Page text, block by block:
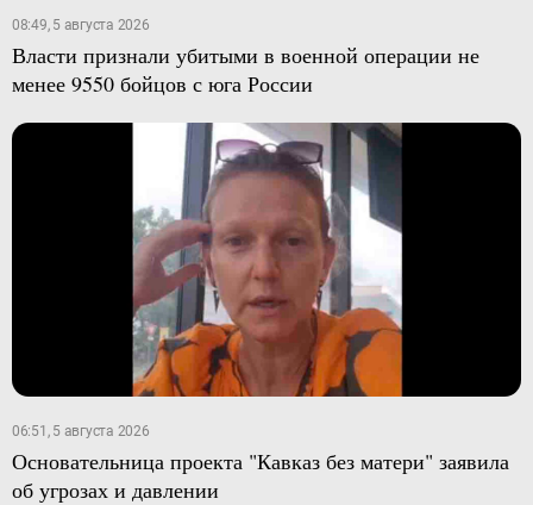
08:49, 5 августа 2026
Власти признали убитыми в военной операции не
менее 9550 бойцов с юга России
06:51, 5 августа 2026
Основательница проекта "Кавказ без матери" заявила
об угрозах и давлении